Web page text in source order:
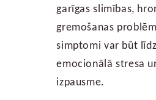
garīgas slimības,
gremošanas
simptomi var būt
emocionālā stresa
izpausme.